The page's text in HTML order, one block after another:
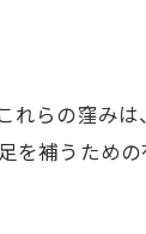
れらの窪みは
を補うため